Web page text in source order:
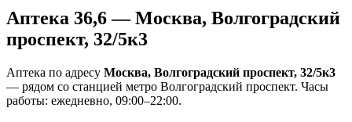
Аптека 36,6 — Москва, Волгоградский
проспект, 32/5к3
Аптека по адресу Москва, Волгоградский проспект, 32/5к3
— рядом со станцией метро Волгоградский проспект. Часы
работы: ежедневно, 09:00–22:00.